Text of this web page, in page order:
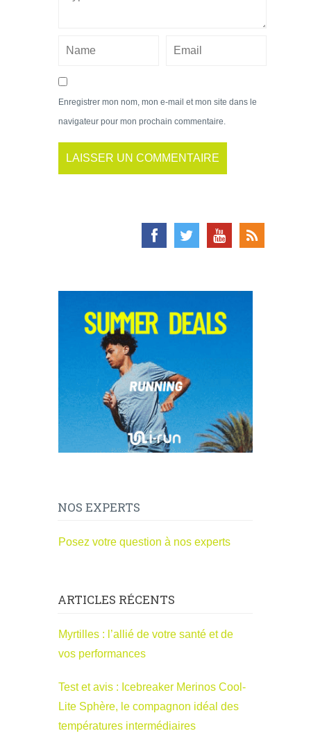
Enregistrer mon nom, mon e-mail et mon site dans le
navigateur pour mon prochain commentaire.
NOS EXPERTS
Posez votre question à nos experts
ARTICLES RÉCENTS
Myrtilles : l’allié de votre santé et de
vos performances
Test et avis : Icebreaker Merinos Cool-
Lite Sphère, le compagnon idéal des
températures intermédiaires